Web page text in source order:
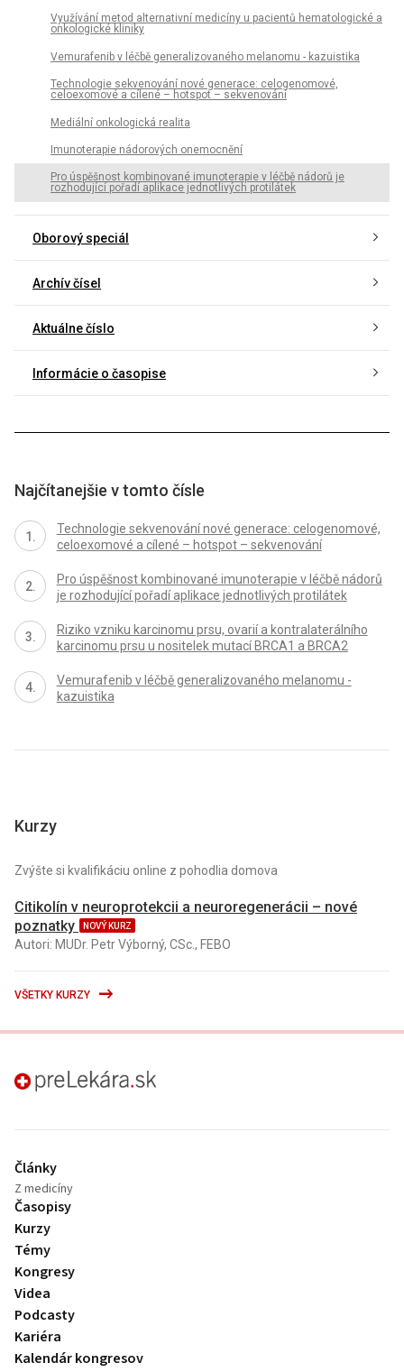
Využívání metod alternativní medicíny u pacientů hematologické a
onkologické kliniky
Vemurafenib v léčbě generalizovaného melanomu - kazuistika
Technologie sekvenování nové generace: celogenomové,
celoexomové a cílené – hotspot – sekvenování
Mediální onkologická realita
Imunoterapie nádorových onemocnění
Pro úspěšnost kombinované imunoterapie v léčbě nádorů je
rozhodující pořadí aplikace jednotlivých protilátek
Oborový speciál
Archív čísel
Aktuálne číslo
Informácie o časopise
Najčítanejšie v tomto čísle
Technologie sekvenování nové generace: celogenomové,
celoexomové a cílené – hotspot – sekvenování
Pro úspěšnost kombinované imunoterapie v léčbě nádorů
je rozhodující pořadí aplikace jednotlivých protilátek
Riziko vzniku karcinomu prsu, ovarií a kontralaterálního
karcinomu prsu u nositelek mutací BRCA1 a BRCA2
Vemurafenib v léčbě generalizovaného melanomu -
kazuistika
Kurzy
Zvýšte si kvalifikáciu online z pohodlia domova
Citikolín v neuroprotekcii a neuroregenerácii – nové
poznatky
NOVÝ KURZ
Autori: MUDr. Petr Výborný, CSc., FEBO
VŠETKY KURZY
preLekára.sk
Články
Z medicíny
Časopisy
Kurzy
Témy
Kongresy
Videa
Podcasty
Kariéra
Kalendár kongresov